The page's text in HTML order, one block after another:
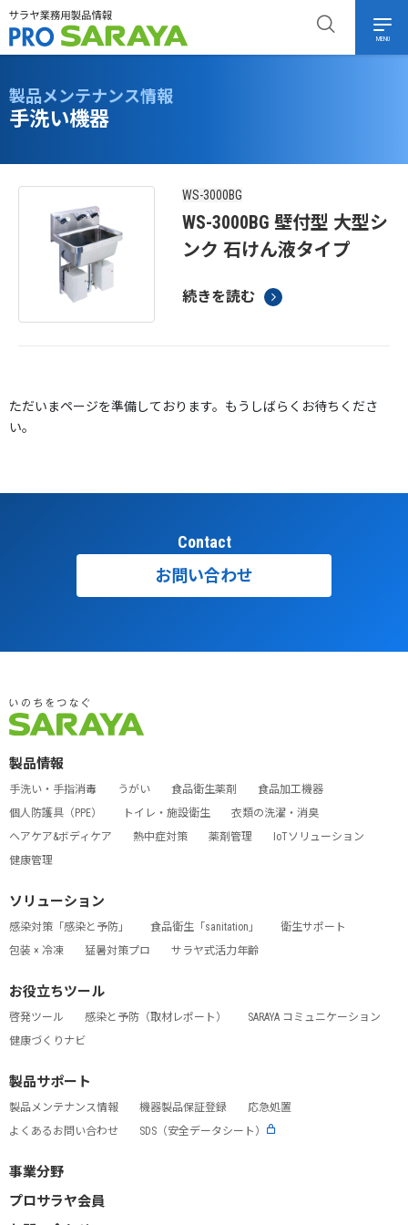
MENU
製品メンテナンス情報
手洗い機器
WS-3000BG
WS-3000BG 壁付型 大型シ
ンク 石けん液タイプ
続きを読む
ただいまページを準備しております。もうしばらくお待ちくださ
い。
Contact
お問い合わせ
製品情報
手洗い・手指消毒 うがい 食品衛生薬剤
食品加工機器
個人防護具（PPE）
トイレ・施設衛生
衣類の洗濯・消臭
ヘアケア&ボディケア
熱中症対策 薬剤管理
IoTソリューション
健康管理
ソリューション
感染対策「感染と予防」 食品衛生「sanitation」
衛生サポート
包装 × 冷凍
猛暑対策プロ サラヤ式活力年齢
お役立ちツール
啓発ツール 感染と予防（取材レポート）
SARAYA コミュニケーション
健康づくりナビ
製品サポート
製品メンテナンス情報 機器製品保証登録
応急処置
よくあるお問い合わせ
SDS（安全データシート）
事業分野
プロサラヤ会員